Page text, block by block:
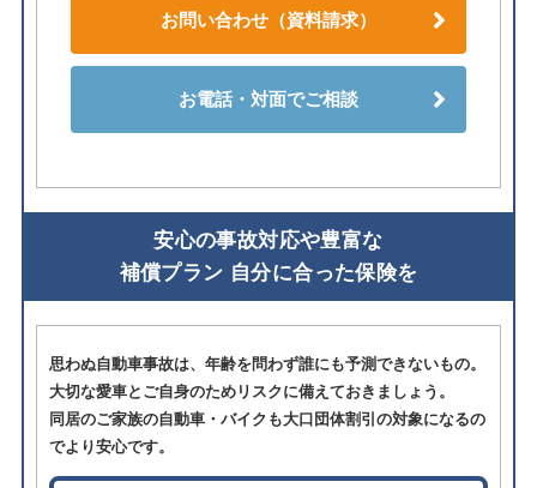
お問い合わせ（資料請求）
お電話・対面でご相談
安⼼の事故対応や豊富な
補償プラン ⾃分に合った保険を
思わぬ自動車事故は、年齢を問わず誰にも予測できないもの。
大切な愛車とご自身のためリスクに備えておきましょう。
同居のご家族の自動車・バイクも大口団体割引の対象になるの
でより安心です。